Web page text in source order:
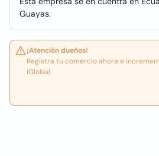
Guayas.
¡Atención dueños!
Registra tu comercio ahora e
iGlobal.